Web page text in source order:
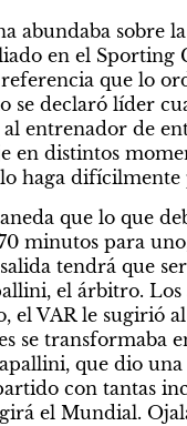
abundaba sobre
en el
que lo
se declaró líder
entrenador de
en distintos
haga difícilmente
que lo que
minutos para
tendrá que
el árbitro.
el VAR le sugirió
se transformaba
que dio
con tantas
el Mundial.